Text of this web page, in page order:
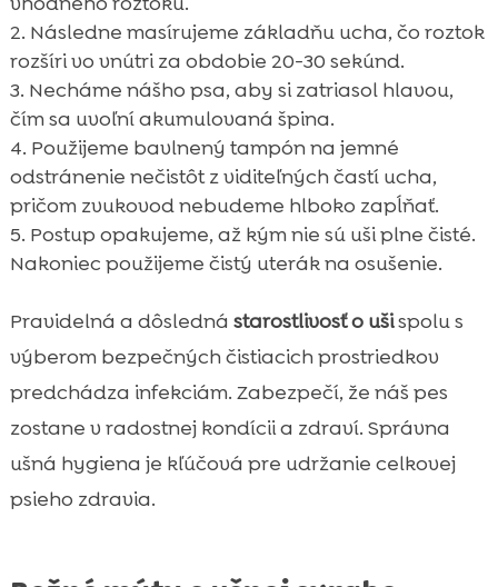
Následne masírujeme základňu ucha, čo roztok
rozšíri vo vnútri za obdobie 20-30 sekúnd.
Necháme nášho psa, aby si zatriasol hlavou,
čím sa uvoľní akumulovaná špina.
Použijeme bavlnený tampón na jemné
odstránenie nečistôt z viditeľných častí ucha,
pričom zvukovod nebudeme hlboko zapĺňať.
Postup opakujeme, až kým nie sú uši plne čisté.
Nakoniec použijeme čistý uterák na osušenie.
Pravidelná a dôsledná starostlivosť o ušispolu s
výberom bezpečných čistiacich prostriedkov
predchádza infekciám. Zabezpečí, že náš pes
zostane v radostnej kondícii a zdraví. Správna
ušná hygiena je kľúčová pre udržanie celkovej
psieho zdravia.